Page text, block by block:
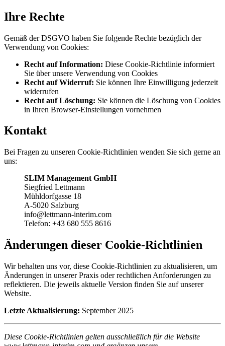
Ihre Rechte
Gemäß der DSGVO haben Sie folgende Rechte bezüglich der
Verwendung von Cookies:
Recht auf Information: Diese Cookie-Richtlinie informiert
Sie über unsere Verwendung von Cookies
Recht auf Widerruf: Sie können Ihre Einwilligung jederzeit
widerrufen
Recht auf Löschung: Sie können die Löschung von Cookies
in Ihren Browser-Einstellungen vornehmen
Kontakt
Bei Fragen zu unseren Cookie-Richtlinien wenden Sie sich gerne an
uns:
SLIM Management GmbH
Siegfried Lettmann
Mühldorfgasse 18
A-5020 Salzburg
info@lettmann-interim.com
Telefon: +43 680 555 8616
Änderungen dieser Cookie-Richtlinien
Wir behalten uns vor, diese Cookie-Richtlinien zu aktualisieren, um
Änderungen in unserer Praxis oder rechtlichen Anforderungen zu
reflektieren. Die jeweils aktuelle Version finden Sie auf unserer
Website.
Letzte Aktualisierung: September 2025
Diese Cookie-Richtlinien gelten ausschließlich für die Website